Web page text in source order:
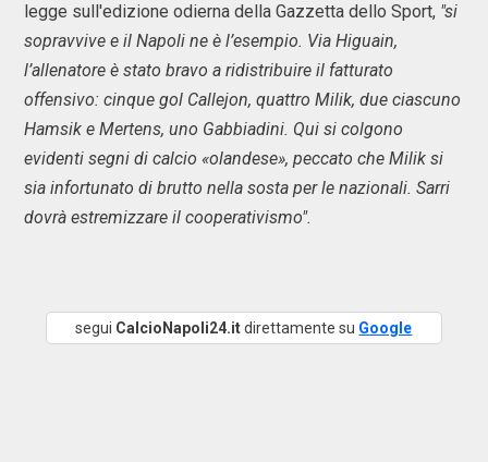
legge sull'edizione odierna della Gazzetta dello Sport, "si
sopravvive e il Napoli ne è l’esempio. Via Higuain,
l’allenatore è stato bravo a ridistribuire il fatturato
offensivo: cinque gol Callejon, quattro Milik, due ciascuno
Hamsik e Mertens, uno Gabbiadini. Qui si colgono
evidenti segni di calcio «olandese», peccato che Milik si
sia infortunato di brutto nella sosta per le nazionali. Sarri
dovrà estremizzare il cooperativismo".
segui CalcioNapoli24.itdirettamente su Google